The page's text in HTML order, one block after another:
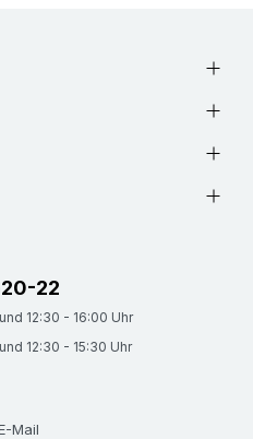
22
12:30 - 16:00 Uhr
12:30 - 15:30 Uhr
Mail